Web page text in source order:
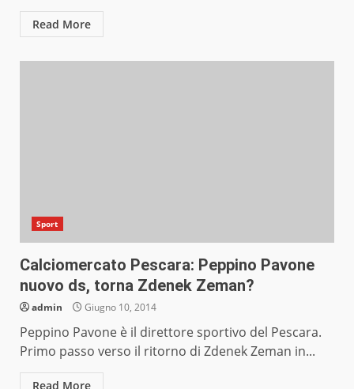
Read More
Sport
Calciomercato Pescara: Peppino Pavone
nuovo ds, torna Zdenek Zeman?
admin Giugno 10, 2014
Peppino Pavone è il direttore sportivo del Pescara.
Primo passo verso il ritorno di Zdenek Zeman in...
Read More